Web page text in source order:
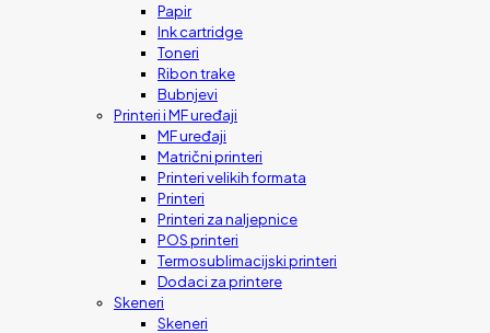
Papir
Ink cartridge
Toneri
Ribon trake
Bubnjevi
Printeri i MF uređaji
MF uređaji
Matrični printeri
Printeri velikih formata
Printeri
Printeri za naljepnice
POS printeri
Termosublimacijski printeri
Dodaci za printere
Skeneri
Skeneri